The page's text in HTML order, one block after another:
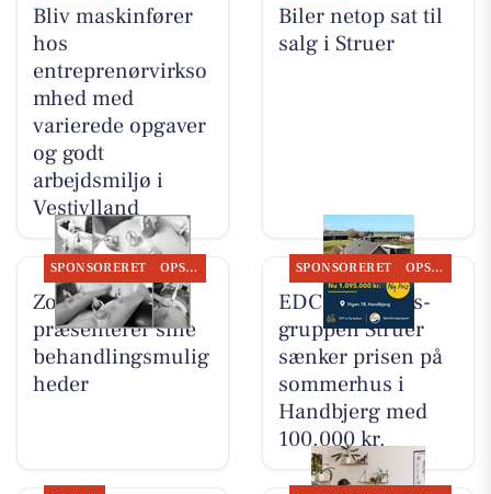
Bliv maskinfører
hos
entreprenørvirkso
mhed med
varierede opgaver
og godt
arbejdsmiljø i
Vestjylland
Biler netop sat til
salg i Struer
SPONSORERET OPSLAGSTAVLEN
Zones By Gitte
præsenterer sine
behandlingsmulig
heder
SPONSORERET OPSLAGSTAVLEN
EDC Ejen­doms­
grup­pen Struer
sænker prisen på
sommerhus i
Handbjerg med
100.000 kr.